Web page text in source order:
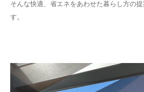
そんな快適、省エネをあわせた暮らし方の
す。